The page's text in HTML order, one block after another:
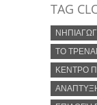
TAG
ΤΟ
ΚΕΝΤΡΟ